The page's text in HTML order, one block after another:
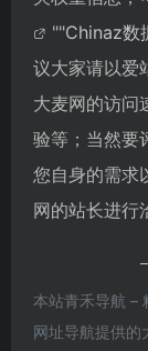
""Chinaz数
议大家请以爱
大麦网的访问
验等；当然要
您自身的需求
网的站长进行
本站青禾导航 –
网址导航提供的